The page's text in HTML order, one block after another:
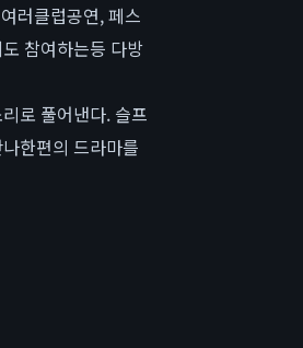
러클럽공연, 페스
참여하는등 다방
로 풀어낸다. 슬프
한편의 드라마를